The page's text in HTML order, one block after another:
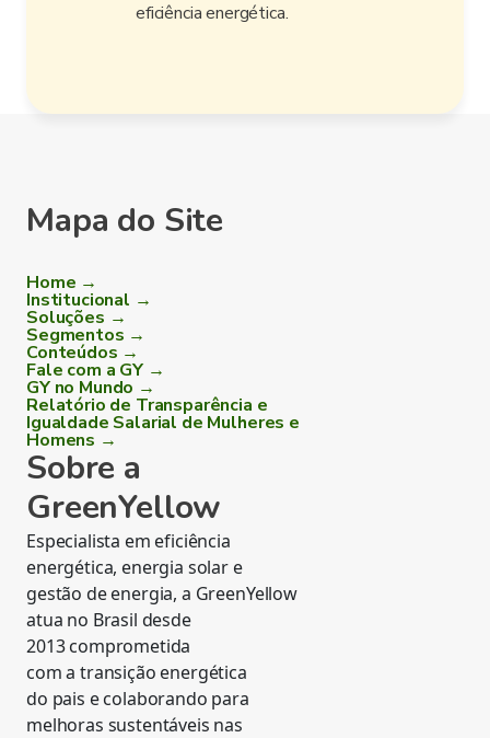
eficiência energética.
Mapa do Site
Home →
Institucional →
Soluções →
Segmentos →
Conteúdos →
Fale com a GY →
GY no Mundo →
Relatório de Transparência e
Igualdade Salarial de Mulheres e
Homens →
Sobre a
GreenYellow
Especialista em eficiência
energética, energia solar e
gestão de energia, a GreenYellow
atua no Brasil desde
2013 comprometida
com a transição energética
do pais e colaborando para
melhoras sustentáveis nas